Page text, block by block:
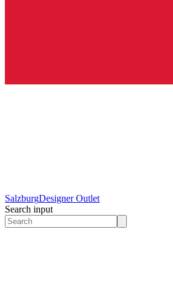
SalzburgDesigner Outlet
Search input